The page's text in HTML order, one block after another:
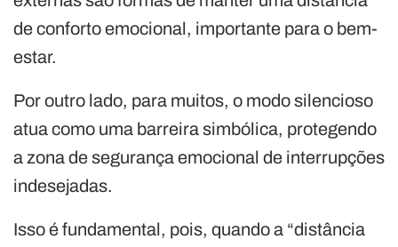
de conforto emocional, importante para o bem-
estar.
Por outro lado, para muitos, o modo silencioso
atua como uma barreira simbólica, protegendo
a zona de segurança emocional de interrupções
indesejadas.
Isso é fundamental, pois, quando a “distância